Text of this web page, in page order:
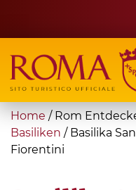
main
content
Search
form
Suche
You
are
here
Home / Rom
Basiliken / Basilika
Fiorentini